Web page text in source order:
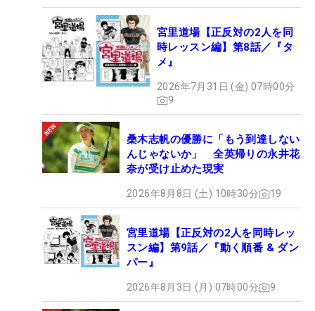
宮里道場【正反対の2人を同
時レッスン編】第8話／『タ
メ』
2026年7月31日 (金) 07時00分
9
桑木志帆の優勝に「もう到達しない
んじゃないか」 全英帰りの永井花
奈が受け止めた現実
2026年8月8日 (土) 10時30分 19
宮里道場【正反対の2人を同時レッ
スン編】第9話／『動く順番 & ダン
パー』
2026年8月3日 (月) 07時00分 9